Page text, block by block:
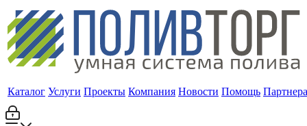
Каталог Услуги Проекты Компания Новости Помощь